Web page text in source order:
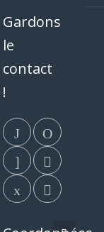
Gardons
le
contact
!